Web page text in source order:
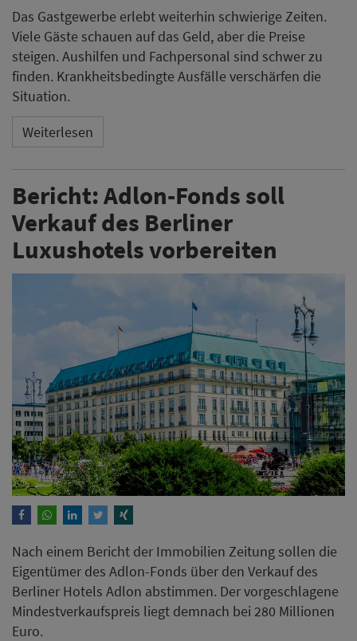
Das Gastgewerbe erlebt weiterhin schwierige Zeiten.
Viele Gäste schauen auf das Geld, aber die Preise
steigen. Aushilfen und Fachpersonal sind schwer zu
finden. Krankheitsbedingte Ausfälle verschärfen die
Situation.
Weiterlesen
Bericht: Adlon-Fonds soll
Verkauf des Berliner
Luxushotels vorbereiten
Nach einem Bericht der Immobilien Zeitung sollen die
Eigentümer des Adlon-Fonds über den Verkauf des
Berliner Hotels Adlon abstimmen. Der vorgeschlagene
Mindestverkaufspreis liegt demnach bei 280 Millionen
Euro.